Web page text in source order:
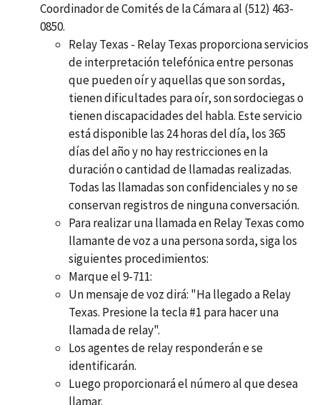
Coordinador de Comités de la Cámara al (512) 463-
0850.
Relay Texas - Relay Texas proporciona servicios
de interpretación telefónica entre personas
que pueden oír y aquellas que son sordas,
tienen dificultades para oír, son sordociegas o
tienen discapacidades del habla. Este servicio
está disponible las 24 horas del día, los 365
días del año y no hay restricciones en la
duración o cantidad de llamadas realizadas.
Todas las llamadas son confidenciales y no se
conservan registros de ninguna conversación.
Para realizar una llamada en Relay Texas como
llamante de voz a una persona sorda, siga los
siguientes procedimientos:
Marque el 9-711:
Un mensaje de voz dirá: "Ha llegado a Relay
Texas. Presione la tecla #1 para hacer una
llamada de relay".
Los agentes de relay responderán e se
identificarán.
Luego proporcionará el número al que desea
llamar.